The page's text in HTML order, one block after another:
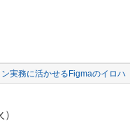
実務に活かせるFigmaのイロハ